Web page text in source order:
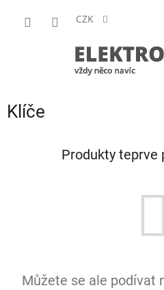
CZK
Klíče
Produkty teprve
Můžete se ale podívat